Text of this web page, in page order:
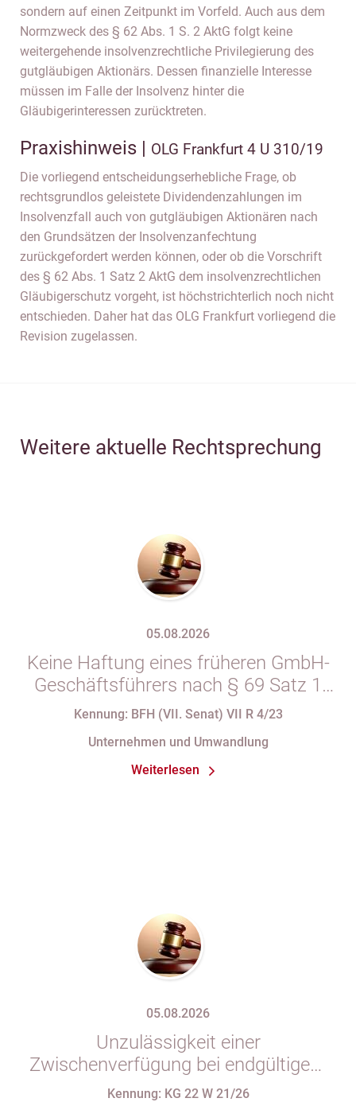
sondern auf einen Zeitpunkt im Vorfeld. Auch aus dem
Normzweck des § 62 Abs. 1 S. 2 AktG folgt keine
weitergehende insolvenzrechtliche Privilegierung des
gutgläubigen Aktionärs. Dessen finanzielle Interesse
müssen im Falle der Insolvenz hinter die
Gläubigerinteressen zurücktreten.
Praxishinweis | OLG Frankfurt 4 U 310/19
Die vorliegend entscheidungserhebliche Frage, ob
rechtsgrundlos geleistete Dividendenzahlungen im
Insolvenzfall auch von gutgläubigen Aktionären nach
den Grundsätzen der Insolvenzanfechtung
zurückgefordert werden können, oder ob die Vorschrift
des § 62 Abs. 1 Satz 2 AktG dem insolvenzrechtlichen
Gläubigerschutz vorgeht, ist höchstrichterlich noch nicht
entschieden. Daher hat das OLG Frankfurt vorliegend die
Revision zugelassen.
Weitere aktuelle Rechtsprechung
05.08.2026
Keine Haftung eines früheren GmbH-
Geschäftsführers nach § 69 Satz 1
i.V.m. § 34 Abs. 1 AO nach Verlust
Eintragung im Handelsregister
Kennung: BFH (VII. Senat) VII R 4/23
Unternehmen und Umwandlung
Weiterlesen
05.08.2026
Unzulässigkeit einer
Zwischenverfügung bei endgültigem
Eintragungshindernis und
Kennung: KG 22 W 21/26